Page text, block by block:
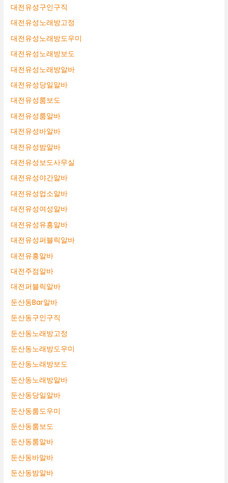
대전유성구인구직
대전유성노래방고정
대전유성노래방도우미
대전유성노래방보도
대전유성노래방알바
대전유성당일알바
대전유성룸보도
대전유성룸알바
대전유성바알바
대전유성밤알바
대전유성보도사무실
대전유성야간알바
대전유성업소알바
대전유성여성알바
대전유성유흥알바
대전유성퍼블릭알바
대전유흥알바
대전주점알바
대전퍼블릭알바
둔산동Bar알바
둔산동구인구직
둔산동노래방고정
둔산동노래방도우미
둔산동노래방보도
둔산동노래방알바
둔산동당일알바
둔산동룸도우미
둔산동룸보도
둔산동룸알바
둔산동바알바
둔산동밤알바